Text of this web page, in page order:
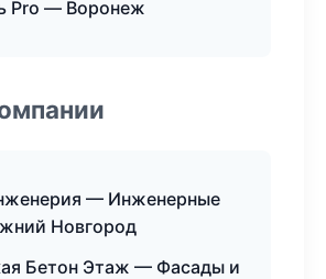
Pro — Воронеж
— Инженерные
Новгород
Бетон Этаж — Фасады и